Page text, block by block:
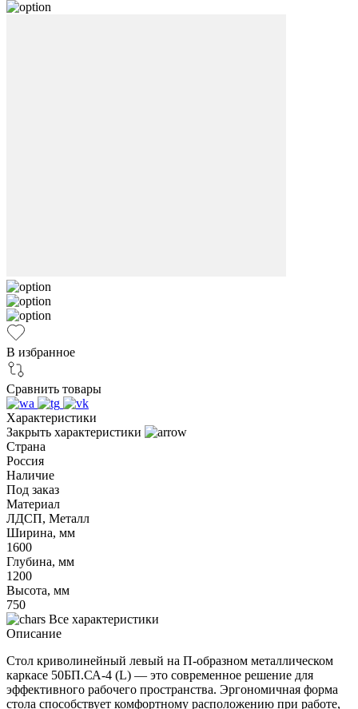
В избранное
Сравнить товары
Характеристики
Закрыть характеристики
Страна
Россия
Наличие
Под заказ
Материал
ЛДСП, Металл
Ширина, мм
1600
Глубина, мм
1200
Высота, мм
750
Все характеристики
Описание
Стол криволинейный левый на П-образном металлическом
каркасе 50БП.СА-4 (L) — это современное решение для
эффективного рабочего пространства. Эргономичная форма
стола способствует комфортному расположению при работе,